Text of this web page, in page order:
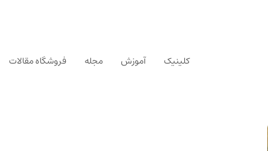
کلینیک آموزش مجله فروشگاه مقالات